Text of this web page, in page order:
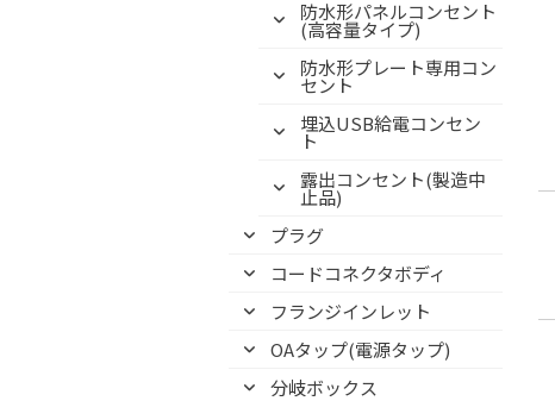
防水形パネルコンセント
(高容量タイプ)
防水形プレート専用コン
セント
埋込USB給電コンセン
ト
露出コンセント(製造中
止品)
プラグ
コードコネクタボディ
フランジインレット
OAタップ(電源タップ)
分岐ボックス